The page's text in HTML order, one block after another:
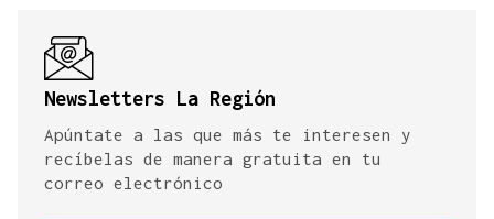
Newsletters La Región
Apúntate a las que más te interesen y
recíbelas de manera gratuita en tu
correo electrónico